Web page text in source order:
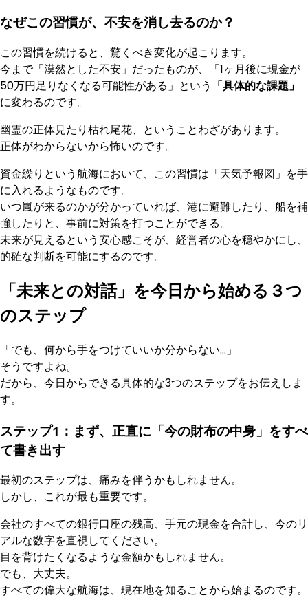
なぜこの習慣が、不安を消し去るのか？
この習慣を続けると、驚くべき変化が起こります。
今まで「漠然とした不安」だったものが、「1ヶ月後に現金が
50万円足りなくなる可能性がある」という 「具体的な課題」
に変わるのです。
幽霊の正体見たり枯れ尾花、ということわざがあります。
正体がわからないから怖いのです。
資金繰りという航海において、この習慣は「天気予報図」を手
に入れるようなものです。
いつ嵐が来るのかが分かっていれば、港に避難したり、船を補
強したりと、事前に対策を打つことができる。
未来が見えるという安心感こそが、経営者の心を穏やかにし、
的確な判断を可能にするのです。
「未来との対話」を今日から始める３つ
のステップ
「でも、何から手をつけていいか分からない…」
そうですよね。
だから、今日からできる具体的な3つのステップをお伝えしま
す。
ステップ1：まず、正直に「今の財布の中身」をすべ
て書き出す
最初のステップは、痛みを伴うかもしれません。
しかし、これが最も重要です。
会社のすべての銀行口座の残高、手元の現金を合計し、今のリ
アルな数字を直視してください。
目を背けたくなるような金額かもしれません。
でも、大丈夫。
すべての偉大な航海は、現在地を知ることから始まるのです。